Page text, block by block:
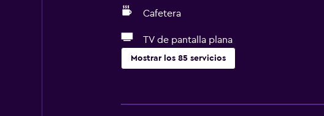
Cafetera
TV de pantalla plana
Mostrar los 85 servicios
Tienda de regalos